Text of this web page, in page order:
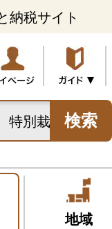
納税サイト
検索
地域